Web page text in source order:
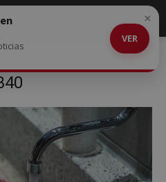
los 650 de tasa de
en
VER
×